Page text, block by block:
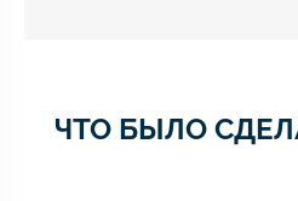
ЧТО БЫЛО